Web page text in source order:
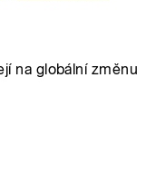
na globální změnu